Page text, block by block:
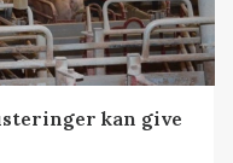
kan give